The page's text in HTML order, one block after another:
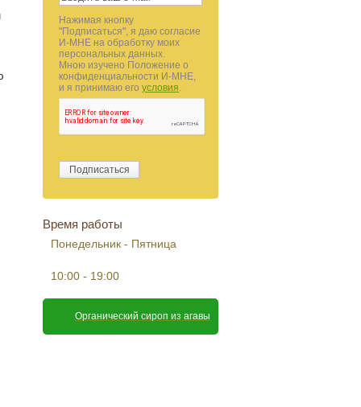
Нажимая кнопку
"Подписаться", я даю согласие
И-МНЕ на обработку моих
персональных данных.
Мною изучено Положение о
конфиденциальности И-МНЕ,
и я принимаю его условия.
Время работы
Понедельник - Пятница
10:00 - 19:00
Органический сироп из агавы